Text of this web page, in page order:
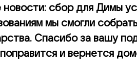
новости: сбор для Димы
мы смогли
Спасибо за вашу
и вернется